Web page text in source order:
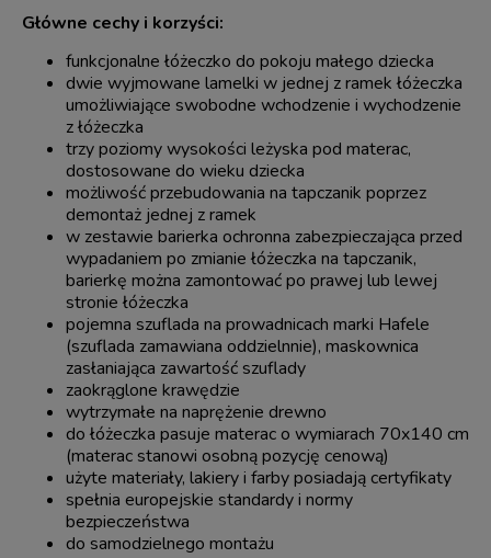
Główne cechy i korzyści:
funkcjonalne łóżeczko do pokoju małego dziecka
dwie wyjmowane lamelki w jednej z ramek łóżeczka
umożliwiające swobodne wchodzenie i wychodzenie
z łóżeczka
trzy poziomy wysokości leżyska pod materac,
dostosowane do wieku dziecka
możliwość przebudowania na tapczanik poprzez
demontaż jednej z ramek
w zestawie barierka ochronna zabezpieczająca przed
wypadaniem po zmianie łóżeczka na tapczanik,
barierkę można zamontować po prawej lub lewej
stronie łóżeczka
pojemna szuflada na prowadnicach marki Hafele
(szuflada zamawiana oddzielnnie), maskownica
zasłaniająca zawartość szuflady
zaokrąglone krawędzie
wytrzymałe na naprężenie drewno
do łóżeczka pasuje materac o wymiarach 70x140 cm
(materac stanowi osobną pozycję cenową)
użyte materiały, lakiery i farby posiadają certyfikaty
spełnia europejskie standardy i normy
bezpieczeństwa
do samodzielnego montażu